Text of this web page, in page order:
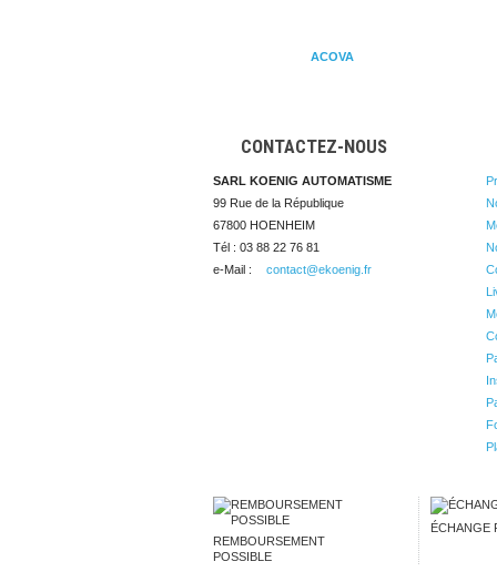
ACOVA
CONTACTEZ-NOUS
SARL KOENIG AUTOMATISME
99 Rue de la République
67800 HOENHEIM
Tél : 03 88 22 76 81
e-Mail :
contact@ekoenig.fr
REMBOURSEMENT
POSSIBLE
ÉCHANGE